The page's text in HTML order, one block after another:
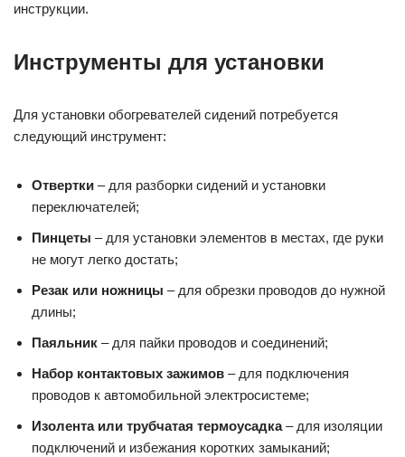
инструкции.
Инструменты для установки
Для установки обогревателей сидений потребуется
следующий инструмент:
Отвертки – для разборки сидений и установки
переключателей;
Пинцеты – для установки элементов в местах, где руки
не могут легко достать;
Резак или ножницы – для обрезки проводов до нужной
длины;
Паяльник – для пайки проводов и соединений;
Набор контактовых зажимов – для подключения
проводов к автомобильной электросистеме;
Изолента или трубчатая термоусадка– для изоляции
подключений и избежания коротких замыканий;